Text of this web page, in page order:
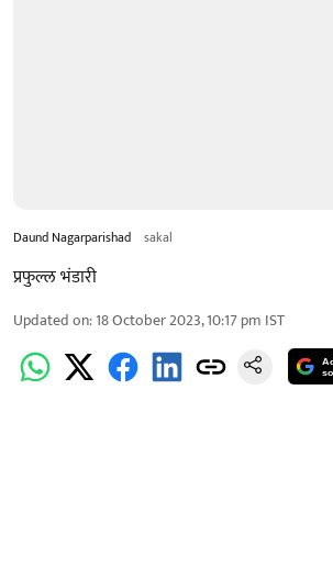
Daund Nagarparishad sakal
प्रफुल्ल भंडारी
Updated on:18 October 2023, 10:17 pm IST